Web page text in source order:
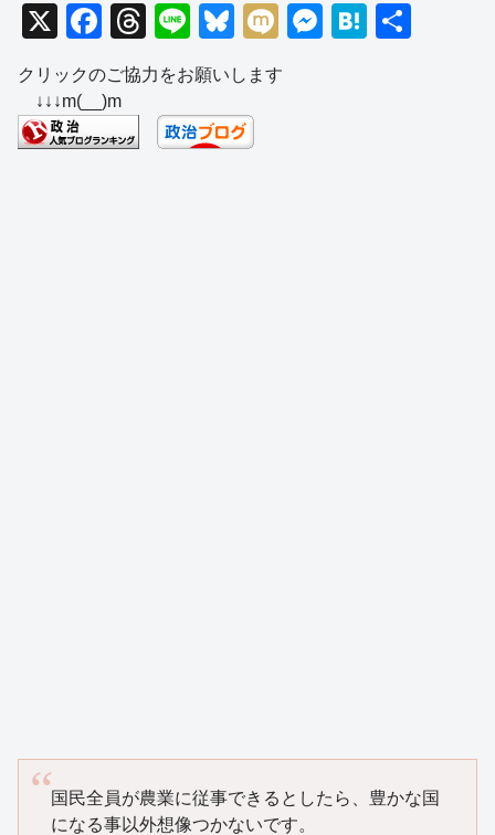
X
F
c
e
b
T
hr
e
a
d
Li
n
e
Bl
u
e
sk
y
M
M
H
クリックのご協力をお願いします
↓↓↓m(__)m
国民全員が農業に従事できるとしたら、豊かな国
になる事以外想像つかないです。